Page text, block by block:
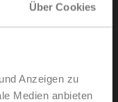
Über Cookies
Anzeigen zu
Medien anbieten